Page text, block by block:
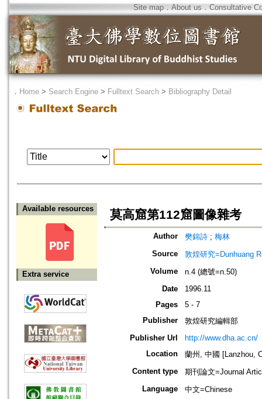
Site map．About us ． Consultative
． Home > Search Engine > Fulltext Search > Bibliography Detail
Available resources
Extra service
莫高窟第112窟圖像雜考
Author 樊錦詩 ; 梅林
Source
敦煌研究=Dunhuang
Volume
n.4 (總號=n.50)
Date
1996.11
Pages
5 - 7
Publisher
敦煌研究編輯部
Publisher Url
http://www.dha.ac.cn/
Location
蘭州, 中國 [Lanzhou,
Content type
期刊論文=Journal
Language
中文=Chinese